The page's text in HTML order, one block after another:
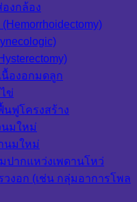
งกล้อง
นื้องอกมดลูก
ข่
ฟูโครงสร้าง
นมใหม่
นมใหม่
ปากแหว่งเพดานโหว่
งอก (เช่น กลุ่มอาการโพล